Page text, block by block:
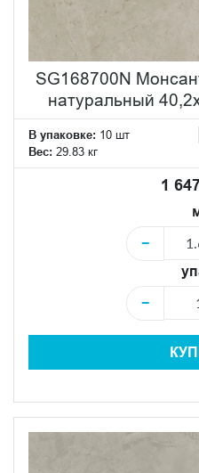
SG168700N
натуральный
В упаковке: 10 шт
Вес: 29.83 кг
1
−
−